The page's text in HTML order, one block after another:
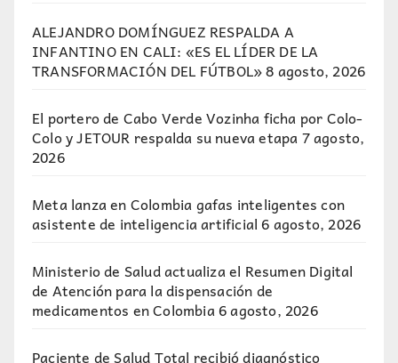
ALEJANDRO DOMÍNGUEZ RESPALDA A
INFANTINO EN CALI: «ES EL LÍDER DE LA
TRANSFORMACIÓN DEL FÚTBOL»8 agosto, 2026
El portero de Cabo Verde Vozinha ficha por Colo-
Colo y JETOUR respalda su nueva etapa7 agosto,
2026
Meta lanza en Colombia gafas inteligentes con
asistente de inteligencia artificial 6 agosto, 2026
Ministerio de Salud actualiza el Resumen Digital
de Atención para la dispensación de
medicamentos en Colombia6 agosto, 2026
Paciente de Salud Total recibió diagnóstico